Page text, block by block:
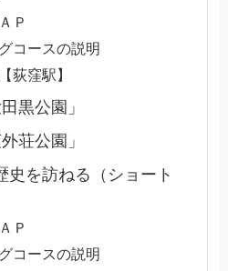
Ｐ
コースの説明
荻窪駅】
黒公園」
荘公園」
史を訪ねる（ショート
Ｐ
コースの説明